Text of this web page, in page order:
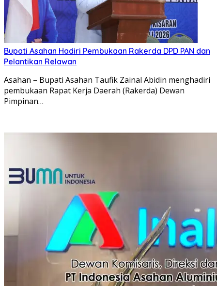
Bupati Asahan Hadiri Pembukaan Rakerda DPD PAN dan
Pelantikan Relawan
Asahan – Bupati Asahan Taufik Zainal Abidin menghadiri
pembukaan Rapat Kerja Daerah (Rakerda) Dewan
Pimpinan…